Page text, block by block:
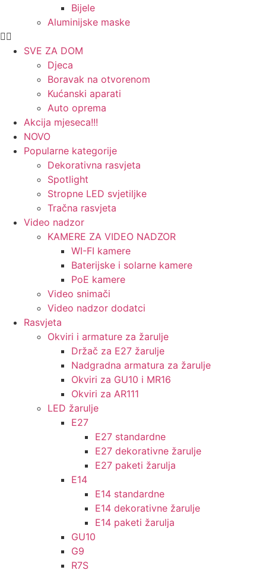
Bijele
Aluminijske maske
SVE ZA DOM
Djeca
Boravak na otvorenom
Kućanski aparati
Auto oprema
Akcija mjeseca!!!
NOVO
Popularne kategorije
Dekorativna rasvjeta
Spotlight
Stropne LED svjetiljke
Tračna rasvjeta
Video nadzor
KAMERE ZA VIDEO NADZOR
WI-FI kamere
Baterijske i solarne kamere
PoE kamere
Video snimači
Video nadzor dodatci
Rasvjeta
Okviri i armature za žarulje
Držač za E27 žarulje
Nadgradna armatura za žarulje
Okviri za GU10 i MR16
Okviri za AR111
LED žarulje
E27
E27 standardne
E27 dekorativne žarulje
E27 paketi žarulja
E14
E14 standardne
E14 dekorativne žarulje
E14 paketi žarulja
GU10
G9
R7S